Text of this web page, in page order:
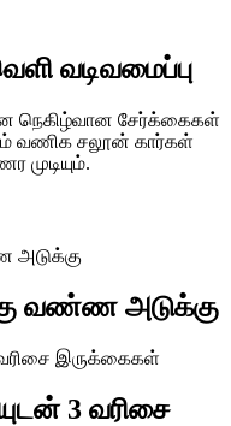
வடிவமைப்பு
நெகிழ்வான சேர்க்கைகள்
வணிக சலூன் கார்கள்
வண்ண அடுக்கு
3 வரிசை